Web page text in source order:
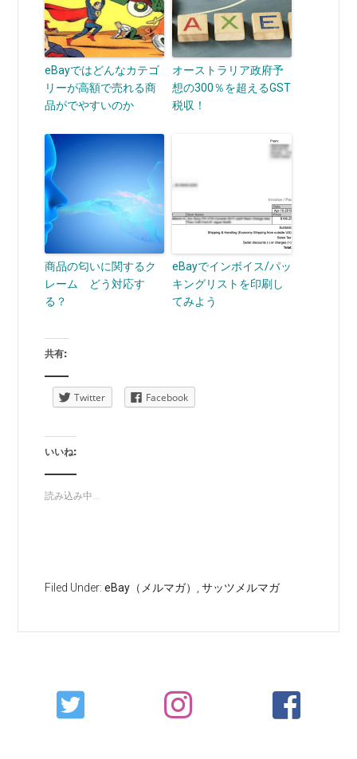
eBayではどんなカテゴ
リーが高額で売れる商
品がでやすいのか
オーストラリア政府予
想の300％を超えるGST
税収！
商品の匂いに関するク
レーム どう対応す
る？
eBayでインボイス/パッ
キングリストを印刷し
てみよう
共有:
Twitter Facebook
いいね:
読み込み中...
Filed Under:eBay（メルマガ） ,サッツメルマガ
Primary
Sidebar